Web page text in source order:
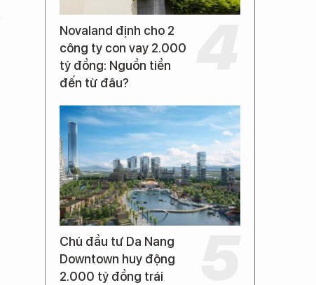
Novaland định cho 2
công ty con vay 2.000
tỷ đồng: Nguồn tiền
đến từ đâu?
Chủ đầu tư Da Nang
Downtown huy động
2.000 tỷ đồng trái